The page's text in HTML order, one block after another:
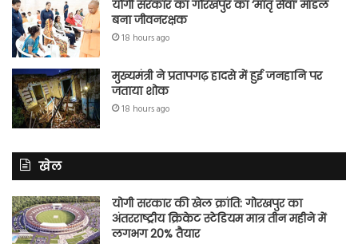
योगी सरकार का गोरखपुर का ‘मातृ सेवा’ मॉडल
बना जीवनरक्षक
18 hours ago
मुख्यमंत्री ने प्रतापगढ़ हादसे में हुई जनहानि पर
जताया शोक
18 hours ago
खेल
योगी सरकार की खेल क्रांति: गोरखपुर का
अंतरराष्ट्रीय क्रिकेट स्टेडियम मात्र तीन महीने में
लगभग 20% तैयार